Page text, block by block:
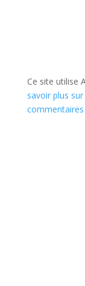
Ce site utilise
savoir plus